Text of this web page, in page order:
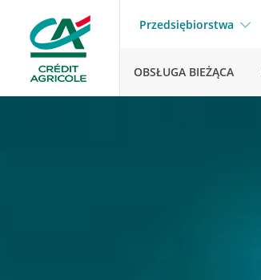
Przedsiębiorstwa
OBSŁUGA BIEŻĄCA